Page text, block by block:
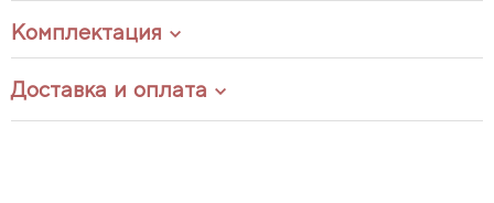
Комплектация
Доставка и оплата